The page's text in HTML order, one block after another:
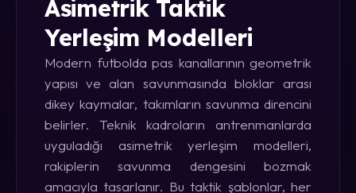
Asimetrik Taktik
Yerleşim Modelleri
Modern futbolda pas kanallarının geometrik
yapısı ve alan savunmasında bloklar arası
dikey kaymalar, takımların savunma direncini
belirler. Teknik kadroların antrenmanlarda
uyguladığı asimetrik yerleşim modelleri,
rakiplerin savunma dengesini bozmak
amacıyla tasarlanır. Bu taktik şablonlar, her